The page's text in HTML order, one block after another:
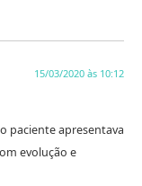
15/03/2020 às 10:12
paciente apresentava
evolução e